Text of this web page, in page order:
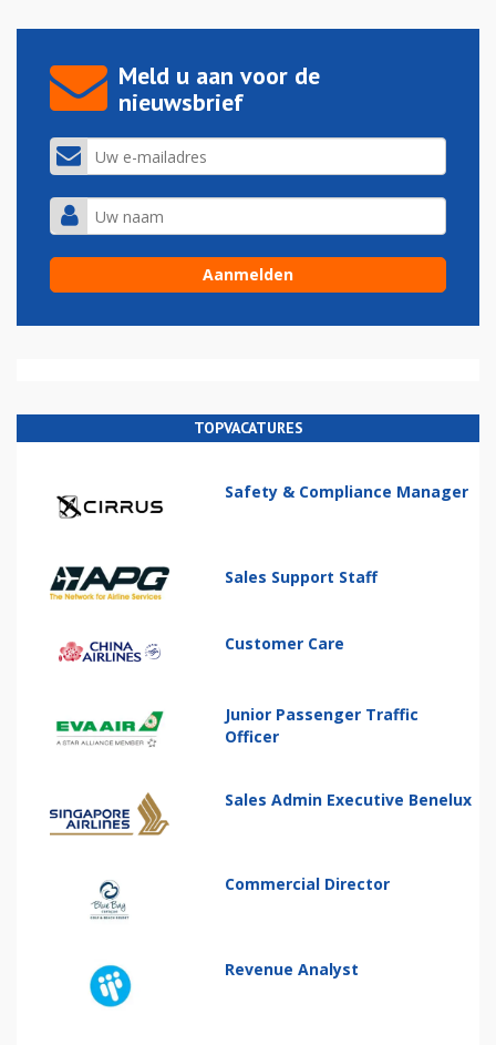
Meld u aan voor de
nieuwsbrief
TOPVACATURES
Safety & Compliance Manager
Sales Support Staff
Customer Care
Junior Passenger Traffic
Officer
Sales Admin Executive Benelux
Commercial Director
Revenue Analyst